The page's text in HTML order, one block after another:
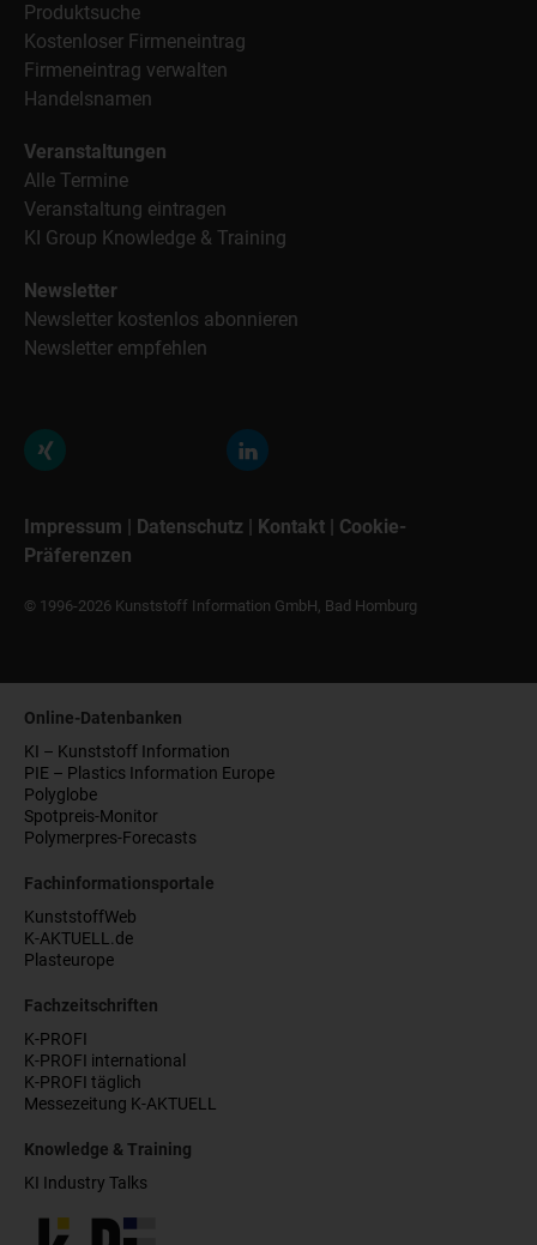
Produktsuche
Kostenloser Firmeneintrag
Firmeneintrag verwalten
Handelsnamen
Veranstaltungen
Alle Termine
Veranstaltung eintragen
KI Group Knowledge & Training
Newsletter
Newsletter kostenlos abonnieren
Newsletter empfehlen
Impressum | Datenschutz | Kontakt | Cookie-
Präferenzen
© 1996-2026 Kunststoff Information GmbH, Bad Homburg
Online-Datenbanken
KI – Kunststoff Information
PIE – Plastics Information Europe
Polyglobe
Spotpreis-Monitor
Polymerpres-Forecasts
Fachinformationsportale
KunststoffWeb
K-AKTUELL.de
Plasteurope
Fachzeitschriften
K-PROFI
K-PROFI international
K-PROFI täglich
Messezeitung K-AKTUELL
Knowledge & Training
KI Industry Talks